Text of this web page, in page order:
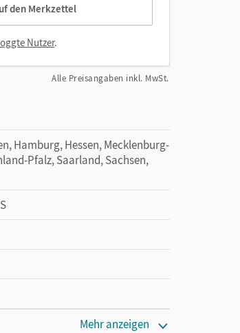
den Merkzettel
Nutzer.
Alle Preisangaben inkl. MwSt.
Hamburg, Hessen, Mecklenburg-
Pfalz, Saarland, Sachsen,
Mehr anzeigen